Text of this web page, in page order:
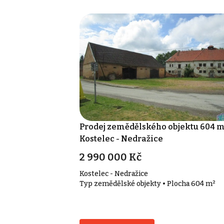
Prodej zemědělského objektu 604
Kostelec - Nedražice
2 990 000 Kč
Kostelec - Nedražice
Typ zemědělské objekty • Plocha 604 m²